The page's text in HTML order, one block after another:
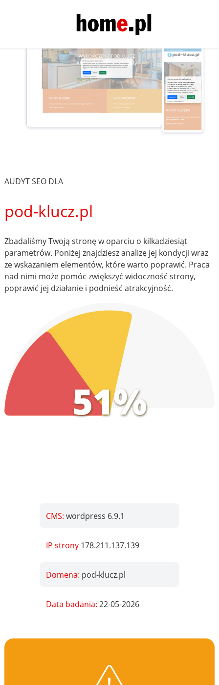
AUDYT SEO DLA
pod-klucz.pl
Zbadaliśmy Twoją stronę w oparciu o kilkadziesiąt
parametrów. Poniżej znajdziesz analizę jej kondycji wraz
ze wskazaniem elementów, które warto poprawić. Praca
nad nimi może pomóc zwiększyć widoczność strony,
poprawić jej działanie i podnieść atrakcyjność.
51%
CMS:wordpress 6.9.1
IP strony 178.211.137.139
Domena: pod-klucz.pl
Data badania:22-05-2026